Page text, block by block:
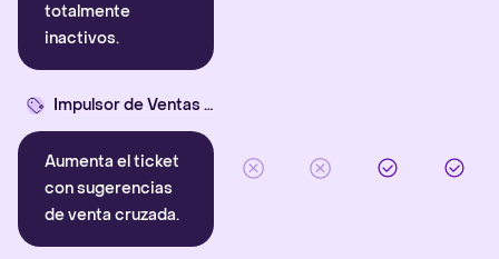
totalmente
inactivos.
Impulsor de Ventas Cruzadas
Aumenta el ticket
con sugerencias
de venta cruzada.